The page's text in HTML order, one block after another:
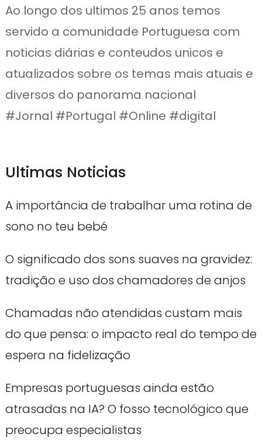
Ao longo dos ultimos 25 anos temos
servido a comunidade Portuguesa com
noticias diárias e conteudos unicos e
atualizados sobre os temas mais atuais e
diversos do panorama nacional
#Jornal #Portugal #Online #digital
Ultimas Noticias
A importância de trabalhar uma rotina de
sono no teu bebé
O significado dos sons suaves na gravidez:
tradição e uso dos chamadores de anjos
Chamadas não atendidas custam mais
do que pensa: o impacto real do tempo de
espera na fidelização
Empresas portuguesas ainda estão
atrasadas na IA? O fosso tecnológico que
preocupa especialistas